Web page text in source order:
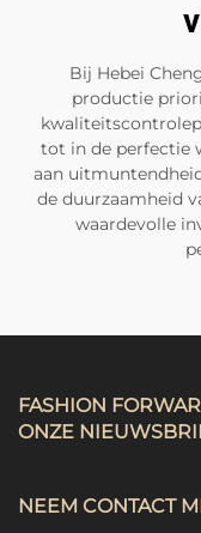
Bij Hebei
productie
tot in de perfectie
aan
de duurzaamheid
waardevolle
FASHION
ONZE
NEEM CONTACT